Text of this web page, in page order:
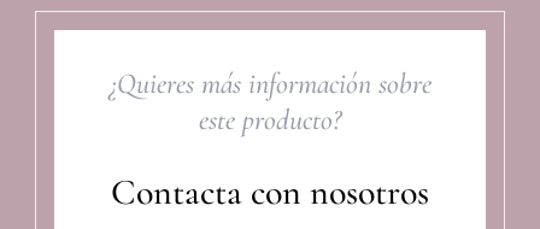
¿Quieres más información sobre
este producto?
Contacta con nosotros